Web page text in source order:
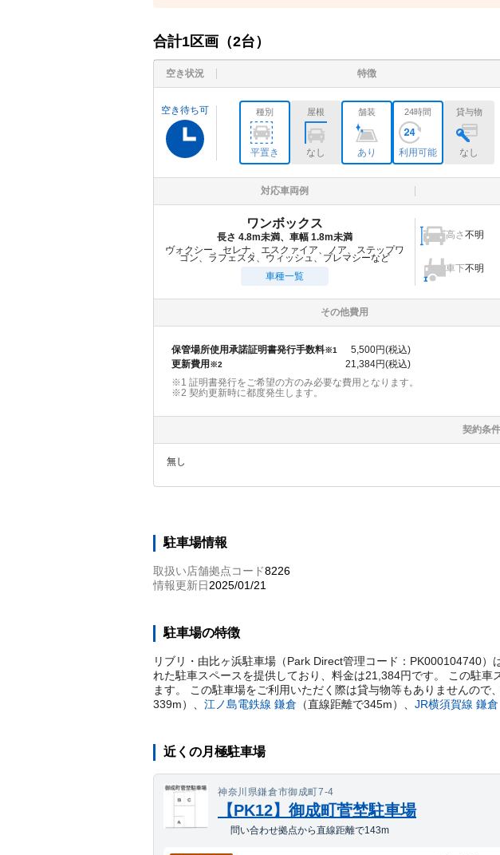
合計1区画（2台）
空き状況 特徴
空き待ち可 種別
平置き
屋根
なし
舗装
あり
24時間
利用可能
貸与物
なし
対応車両例
ワンボックス
長さ 4.8m未満、車幅 1.8m未満
ヴォクシー、セレナ、エスクァイア、ノア、ステップワ
ゴン、ラフェスタ、ウィッシュ、プレマシーなど
車種一覧
高さ不明
車下不明
その他費用
保管場所使用承諾証明書発行手数料※1 5,500円(税込)
更新費用※2 21,384円(税込)
※1 証明書発行をご希望の方のみ必要な費用となります。
※2 契約更新時に都度発生します。
契約条
無し
駐車場情報
取扱い店舗拠点コード8226
情報更新日2025/01/21
駐車場の特徴
リブリ・由比ヶ浜駐車場（Park Direct管理コード：PK000104740
れた駐車スペースを提供しており、料金は21,384円です。 この駐
ます。 この駐車場をご利用いただく際は貸与物等もありませんので
339m） 江ノ島電鉄線 鎌倉 （直線距離で345m） JR横須賀線 鎌倉
近くの月極駐車場
神奈川県鎌倉市御成町7-4
【PK12】御成町菅埜駐車場
問い合わせ拠点から直線距離で143m